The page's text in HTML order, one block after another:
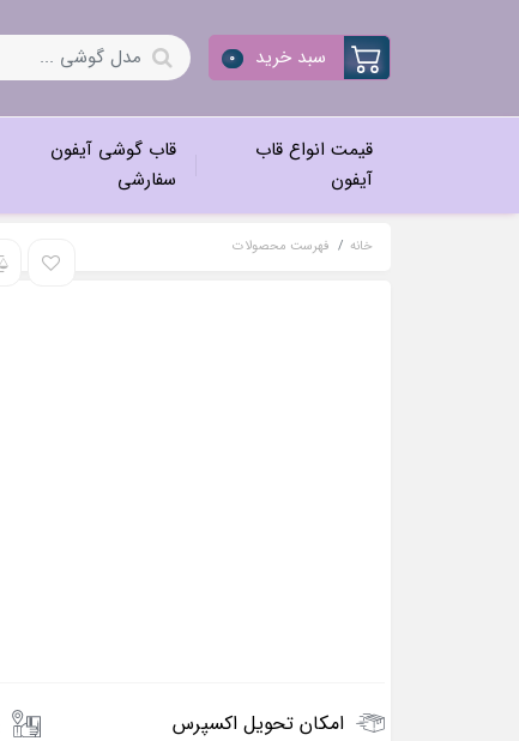
سبد خرید 0
قیمت انواع قاب
آیفون
قاب گوشی آیفون
سفارشی
خانه فهرست محصولات
امکان تحویل اکسپرس